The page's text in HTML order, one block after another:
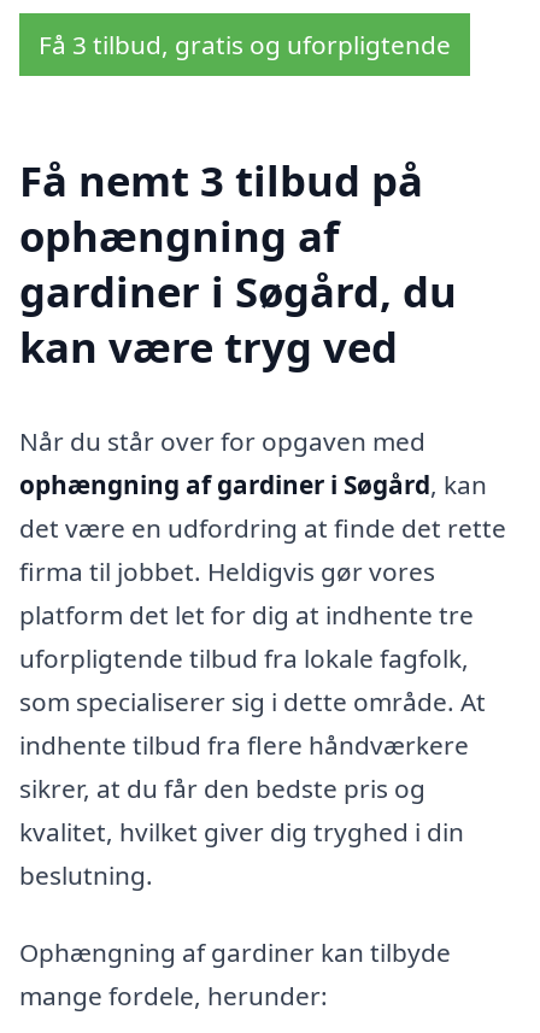
Få 3 tilbud, gratis og uforpligtende
Få nemt 3 tilbud på
ophængning af
gardiner i Søgård, du
kan være tryg ved
Når du står over for opgaven med
ophængning af gardiner i Søgård, kan
det være en udfordring at finde det rette
firma til jobbet. Heldigvis gør vores
platform det let for dig at indhente tre
uforpligtende tilbud fra lokale fagfolk,
som specialiserer sig i dette område. At
indhente tilbud fra flere håndværkere
sikrer, at du får den bedste pris og
kvalitet, hvilket giver dig tryghed i din
beslutning.
Ophængning af gardiner kan tilbyde
mange fordele, herunder: